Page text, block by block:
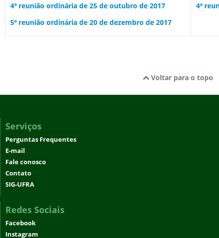
4ª reunião ordinária de 25 de outubro de 2017
5ª reunião ordinária de 20 de dezembro de 2017
4ª
Voltar para o topo
Serviços
Perguntas Frequentes
E-mail
Fale conosco
Contato
SIG-UFRA
Redes Sociais
Facebook
Instagram